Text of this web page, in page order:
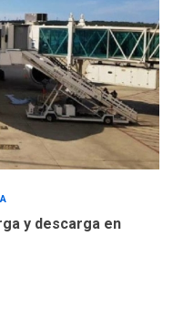
y descarga en